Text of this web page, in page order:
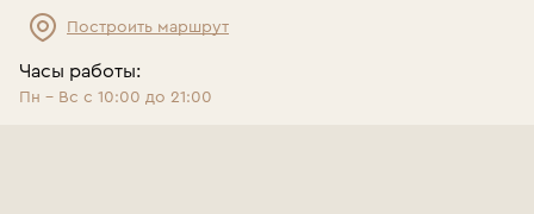
Построить маршрут
Часы работы:
Пн - Вс с 10:00 до 21:00